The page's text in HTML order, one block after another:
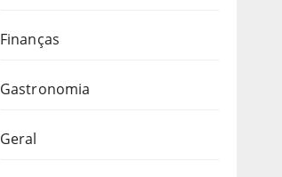
Finanças
Gastronomia
Geral